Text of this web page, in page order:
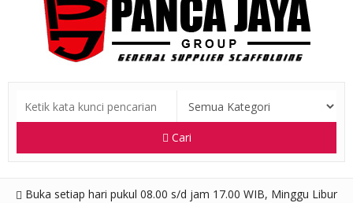
Cari
Buka setiap hari pukul 08.00 s/d jam 17.00 WIB, Minggu Libur